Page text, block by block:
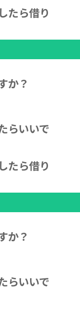
たら借り
か？
らいいで
たら借り
か？
らいいで